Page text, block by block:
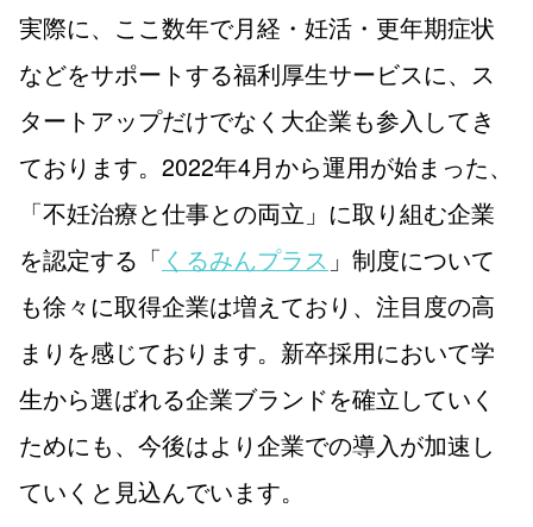
実際に、ここ数年で月経・妊活・更年期症状
などをサポートする福利厚生サービスに、ス
タートアップだけでなく大企業も参入してき
ております。2022年4月から運用が始まった、
「不妊治療と仕事との両立」に取り組む企業
を認定する「 くるみんプラス 」制度について
も徐々に取得企業は増えており、注目度の高
まりを感じております。新卒採用において学
生から選ばれる企業ブランドを確立していく
ためにも、今後はより企業での導入が加速し
ていくと見込んでいます。